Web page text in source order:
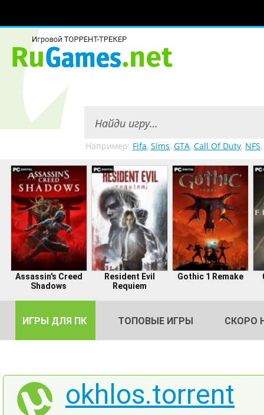
Например: Fifa, Sims, GTA, Call Of Duty, NFS,
Assassin's Creed
Shadows
Resident Evil
Requiem
Gothic 1 Remake
ИГРЫ ДЛЯ ПК ТОПОВЫЕ ИГРЫ СКОРО
okhlos.torrent